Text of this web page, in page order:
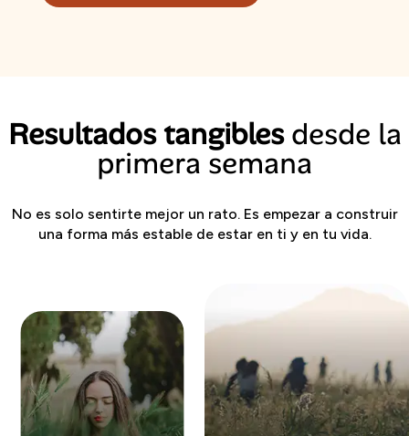
Resultados tangiblesdesde la
primera semana
No es solo sentirte mejor un rato. Es empezar a construir
una forma más estable de estar en ti y en tu vida.